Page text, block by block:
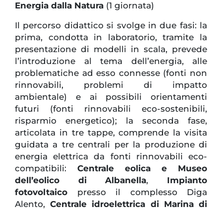
Energia dalla Natura (1 giornata)
Il percorso didattico si svolge in due fasi: la
prima, condotta in laboratorio, tramite la
presentazione di modelli in scala, prevede
l’introduzione al tema dell’energia, alle
problematiche ad esso connesse (fonti non
rinnovabili, problemi di impatto
ambientale) e ai possibili orientamenti
futuri (fonti rinnovabili eco-sostenibili,
risparmio energetico); la seconda fase,
articolata in tre tappe, comprende la visita
guidata a tre centrali per la produzione di
energia elettrica da fonti rinnovabili eco-
compatibili: Centrale eolica e Museo
dell’eolico di Albanella, Impianto
fotovoltaico presso il complesso Diga
Alento,Centrale idroelettrica di Marina di